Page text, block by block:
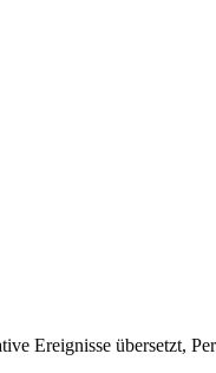
Ereignisse übersetzt,